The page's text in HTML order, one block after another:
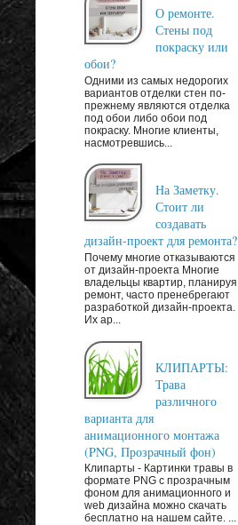
О ремонте.
Стены под
покраску или
обои?
Одними из самых недорогих
вариантов отделки стен по-
прежнему являются отделка
под обои либо обои под
покраску. Многие клиенты,
насмотревшись...
На Заметку.
Стоит ли
создавать
дизайн-проект для ремонта?
Почему многие отказываются
от дизайн-проекта Многие
владельцы квартир, планируя
ремонт, часто пренебрегают
разработкой дизайн-проекта.
Их ар...
КЛИПАРТЫ:
Трава
различного
варианта для
анимационного монтажа
(PNG, Прозрачный фон)
Клипарты - Картинки травы в
формате PNG с прозрачным
фоном для анимационного и
web дизайна можно скачать
бесплатно на нашем сайте. ...